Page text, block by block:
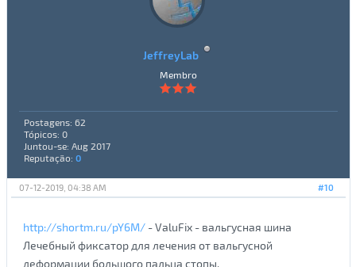
JeffreyLab
Membro
Postagens: 62
Tópicos: 0
Juntou-se: Aug 2017
Reputação: 0
#10
07-12-2019, 04:38 AM
http://shortm.ru/pY6M/- ValuFix - вальгусная шина
Лечебный фиксатор для лечения от вальгусной
деформации большого пальца стопы.